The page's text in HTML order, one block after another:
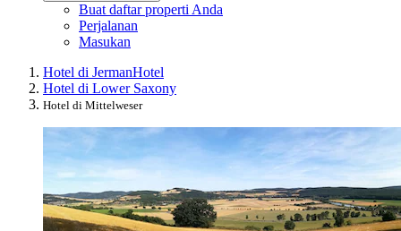
Buat daftar properti Anda
Perjalanan
Masukan
Hotel di JermanHotel
Hotel di Lower Saxony
Hotel di Mittelweser